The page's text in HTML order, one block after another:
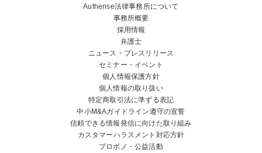
Authense法律事務所について
事務所概要
採用情報
弁護士
ニュース・プレスリリース
セミナー・イベント
個人情報保護方針
個人情報の取り扱い
特定商取引法に準ずる表記
中小M&Aガイドライン遵守の宣誓
信頼できる情報発信に向けた取り組み
カスタマーハラスメント対応方針
プロボノ・公益活動